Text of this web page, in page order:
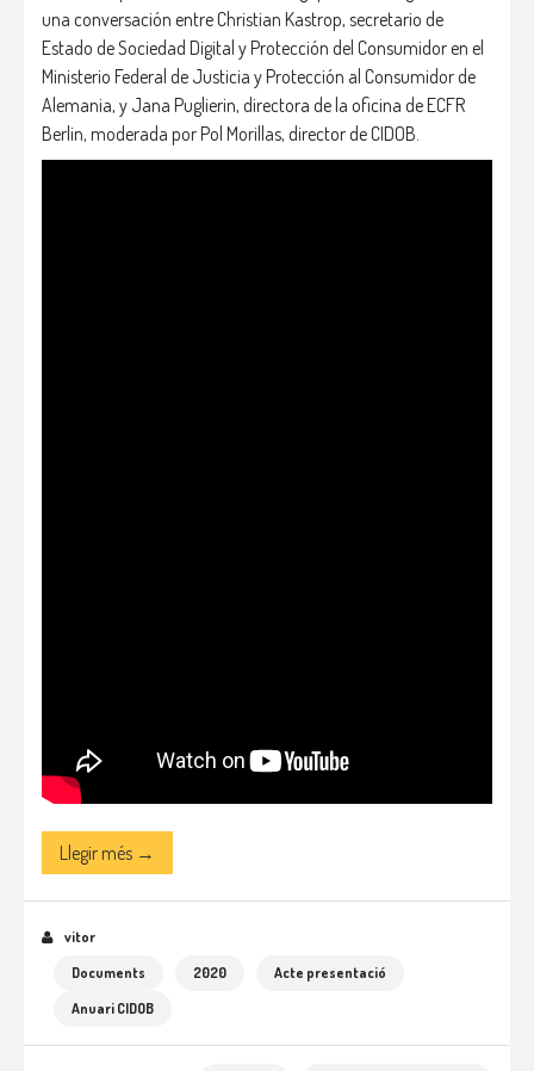
una conversación entre Christian Kastrop, secretario de
Estado de Sociedad Digital y Protección del Consumidor en el
Ministerio Federal de Justicia y Protección al Consumidor de
Alemania, y Jana Puglierin, directora de la oficina de ECFR
Berlin, moderada por Pol Morillas, director de CIDOB.
Llegir més →
vitor
Documents
2020
Acte presentació
Anuari CIDOB